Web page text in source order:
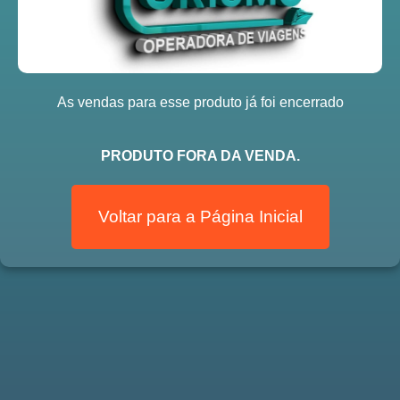
As vendas para esse produto já foi encerrado
PRODUTO FORA DA VENDA.
Voltar para a Página Inicial